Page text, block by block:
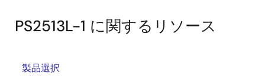
PS2513L-1 に関するリソース
製品選択